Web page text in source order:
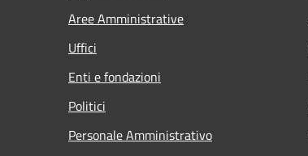
Aree Amministrative
Uffici
Enti e fondazioni
Politici
Personale Amministrativo